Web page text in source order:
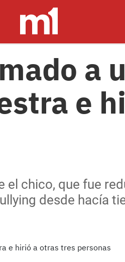
a
e
chico, que fue
desde hacía